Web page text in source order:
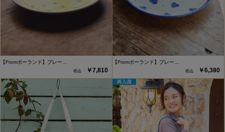
【Fromポーランド】プレー…
￥7,810
【Fromポーランド】プレー…
￥6,380